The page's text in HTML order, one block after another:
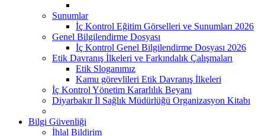
Sunumlar
İç Kontrol Eğitim Görselleri ve Sunumları 2026
Genel Bilgilendirme Dosyası
İç Kontrol Genel Bilgilendirme Dosyası 2026
Etik Davranış İlkeleri ve Farkındalık Çalışmaları
Etik Sloganımız
Kamu görevlileri Etik Davranış İlkeleri
İç Kontrol Yönetim Kararlılık Beyanı
Diyarbakır İl Sağlık Müdürlüğü Organizasyon Kitabı
Bilgi Güvenliği
İhlal Bildirim